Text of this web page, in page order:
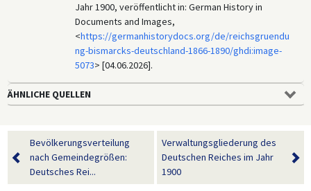
Jahr 1900, veröffentlicht in: German History in
Documents and Images,
<https://germanhistorydocs.org/de/reichsgruendu
ng-bismarcks-deutschland-1866-1890/ghdi:image-
5073> [04.06.2026].
ÄHNLICHE QUELLEN
Bevölkerungsverteilung
nach Gemeindegrößen:
Deutsches Rei...
Verwaltungsgliederung des
Deutschen Reiches im Jahr
1900